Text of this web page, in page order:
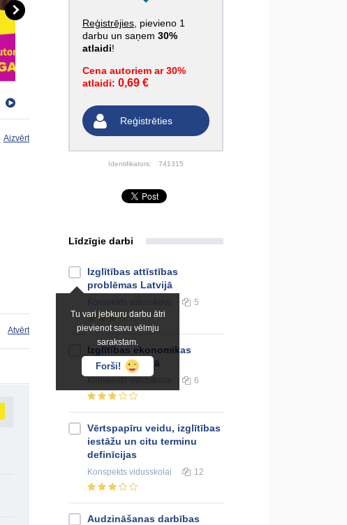
Reģistrējies , pievieno 1
darbu un saņem 30%
atlaidi!
Cena autoriem ar 30%
atlaidi: 0,69 €
Reģistrēties
Identifikators: 741315
Aizvērt
Atvērt
Līdzīgie darbi
Tu vari jebkuru darbu ātri
pievienot savu vēlmju
sarakstam.
Forši!
Izglītības attīstības
problēmas Latvijā
5
Izglītības ekonomikas
apskats Latvijā
6
Vērtspapīru veidu, izglītības
iestāžu un citu terminu
definīcijas
Konspekts vidusskolai 12
Audzināšanas darbības